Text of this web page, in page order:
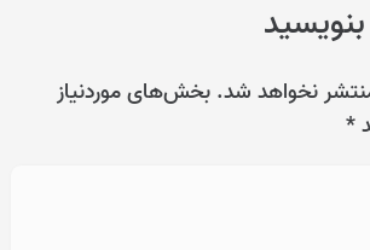
نخواهد شد. بخش‌های موردنیاز
*